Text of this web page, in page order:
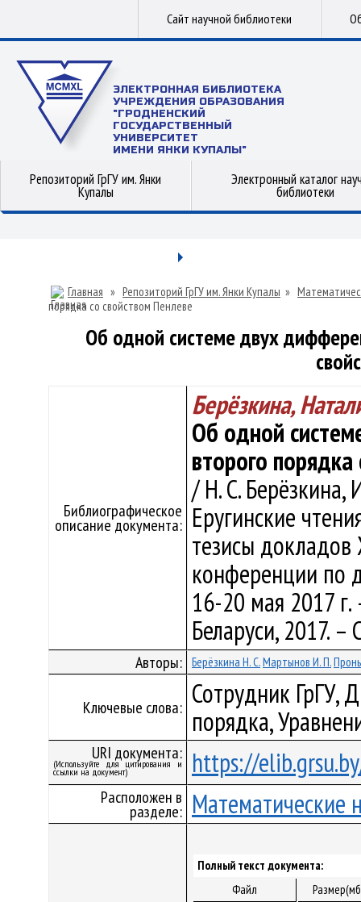
Сайт научной библиотеки
ЭЛЕКТРОННАЯ БИБЛИОТЕКА
УЧРЕЖДЕНИЯ ОБРАЗОВАНИЯ
"ГРОДНЕНСКИЙ
ГОСУДАРСТВЕННЫЙ
УНИВЕРСИТЕТ
ИМЕНИ ЯНКИ КУПАЛЫ"
Репозиторий ГрГУ им. Янки
Купалы
Электронный каталог
библиотеки
Главная » Репозиторий ГрГУ им. Янки Купалы »
порядка со свойством Пенлеве
Об одной системе двух
Библиографическое
описание документа:
Берёзкина,
Об одной
второго
/ Н. С. Берёзкина,
Еругинские
тезисы
конференции по
16-20 мая 2017
Беларуси, 2017. –
Авторы: Берёзкина Н. С.Мартынов И. П.
Ключевые слова: Сотрудник ГрГУ,
порядка,
URI документа:
(Используйте для цитирования и
ссылки на документ) https://
Расположен в
разделе: Математические
Полный текст документа:
Файл